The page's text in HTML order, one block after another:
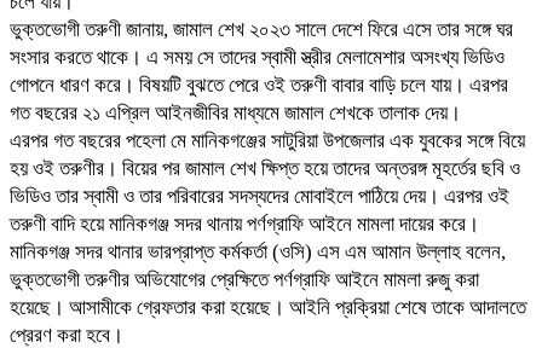
ভুক্তভোগী তরুণী জানায়, জামাল শেখ ২০২৩ সালে দেশে ফিরে এসে তার সঙ্গে ঘর
সংসার করতে থাকে। এ সময় সে তাদের স্বামী স্ত্রীর মেলামেশার অসংখ্য ভিডিও
গোপনে ধারণ করে। বিষয়টি বুঝতে পেরে ওই তরুণী বাবার বাড়ি চলে যায়। এরপর
গত বছরের ২১ এপ্রিল আইনজীবির মাধ্যমে জামাল শেখকে তালাক দেয়।
এরপর গত বছরের পহেলা মে মানিকগঞ্জের সাটুরিয়া উপজেলার এক যুবকের সঙ্গে বিয়ে
হয় ওই তরুণীর। বিয়ের পর জামাল শেখ ক্ষিপ্ত হয়ে তাদের অন্তরঙ্গ মূহর্তের ছবি ও
ভিডিও তার স্বামী ও তার পরিবারের সদস্যদের মোবাইলে পাঠিয়ে দেয়। এরপর ওই
তরুণী বাদি হয়ে মানিকগঞ্জ সদর থানায় পর্ণগ্রাফি আইনে মামলা দায়ের করে।
মানিকগঞ্জ সদর থানার ভারপ্রাপ্ত কর্মকর্তা (ও‌সি) এস এম আমান উল্লাহ বলেন,
ভুক্তভোগী তরুণীর অভিযোগের প্রেক্ষিতে পর্ণগ্রাফি আইনে মামলা রুজু করা
হয়েছে। আসামীকে গ্রেফতার করা হয়েছে। আইনি প্রক্রিয়া শেষে তাকে আদালতে
প্রেরণ করা হবে।